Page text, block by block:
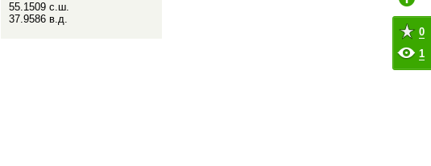
55.1509 с.ш.
37.9586 в.д.
0
1